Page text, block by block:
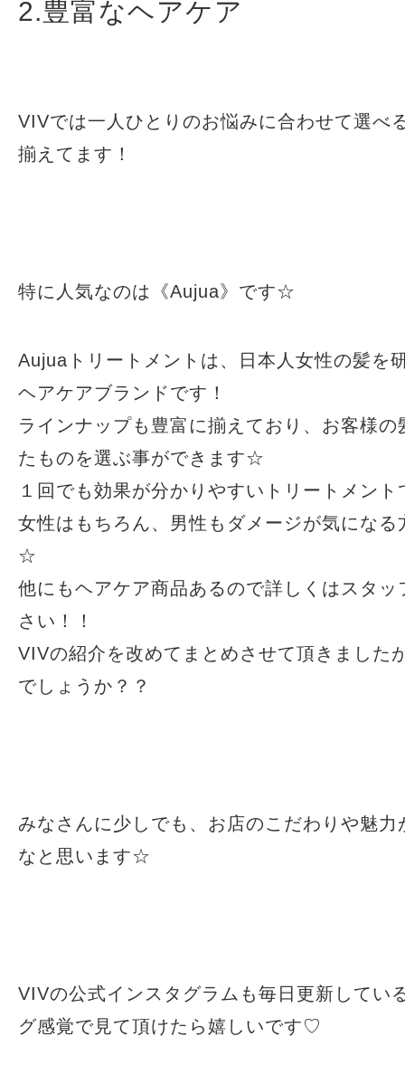
2.豊富なヘアケア
VIVでは一人ひとりのお悩みに合わせて選べ
揃えてます！
特に人気なのは《Aujua》です☆
Aujuaトリートメントは、日本人女性の髪を
ヘアケアブランドです！
ラインナップも豊富に揃えており、お客様
たものを選ぶ事ができます☆
１回でも効果が分かりやすいトリートメント
女性はもちろん、男性もダメージが気になる
☆
他にもヘアケア商品あるので詳しくはスタッ
さい！！
VIVの紹介を改めてまとめさせて頂きました
でしょうか？？
みなさんに少しでも、お店のこだわりや魅力
なと思います☆
VIVの公式インスタグラムも毎日更新してい
グ感覚で見て頂けたら嬉しいです♡